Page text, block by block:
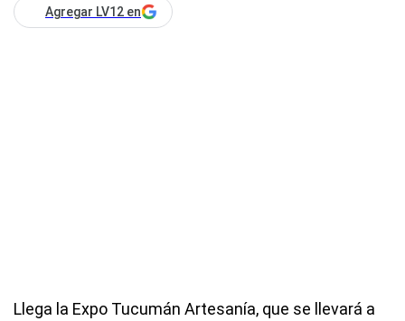
Agregar LV12 en
Llega la Expo Tucumán Artesanía, que se llevará a